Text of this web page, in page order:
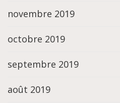
novembre 2019
octobre 2019
septembre 2019
août 2019